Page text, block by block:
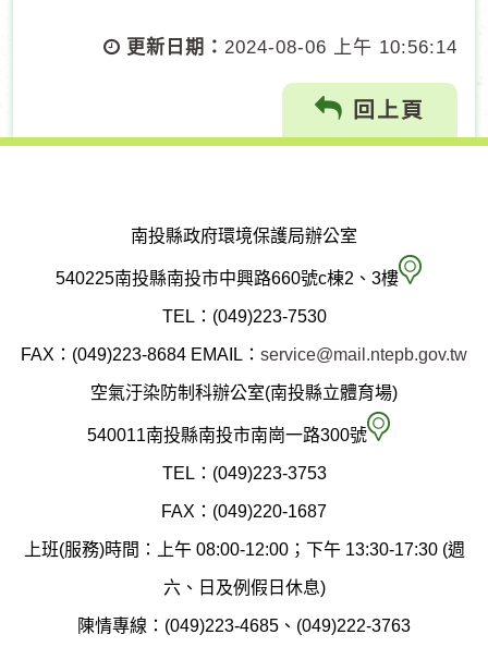
更新日期： 2024-08-06 上午 10:56:14
回上頁
南投縣政府環境保護局辦公室
540225南投縣南投市中興路660號c棟2、3樓 南
縣
保
局
TEL：(049)223-7530
FAX：(049)223-8684 EMAIL： service@mail.ntepb.gov.tw
空氣汙染防制科辦公室(南投縣立體育場)
540011南投縣南投市南崗一路300號 空
染
制
TEL：(049)223-3753
FAX：(049)220-1687
上班(服務)時間：上午 08:00-12:00；下午 13:30-17:30 (週
六、日及例假日休息)
陳情專線：(049)223-4685、(049)222-3763